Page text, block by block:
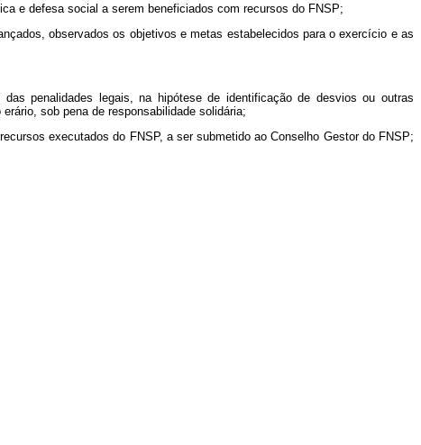
e defesa social a serem beneficiados com recursos do FNSP;
observados os objetivos e metas estabelecidos para o exercício e as
penalidades legais, na hipótese de identificação de desvios ou outras
sob pena de responsabilidade solidária;
executados do FNSP, a ser submetido ao Conselho Gestor do FNSP;